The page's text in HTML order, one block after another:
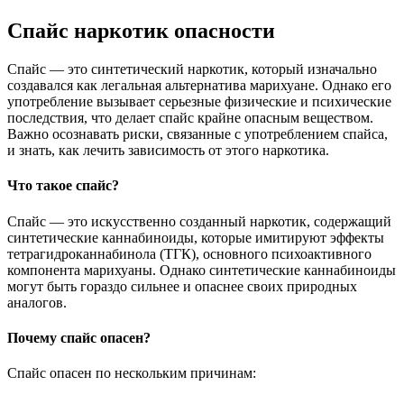
Спайс наркотик опасности
Спайс — это синтетический наркотик, который изначально
создавался как легальная альтернатива марихуане. Однако его
употребление вызывает серьезные физические и психические
последствия, что делает спайс крайне опасным веществом.
Важно осознавать риски, связанные с употреблением спайса,
и знать, как лечить зависимость от этого наркотика.
Что такое спайс?
Спайс — это искусственно созданный наркотик, содержащий
синтетические каннабиноиды, которые имитируют эффекты
тетрагидроканнабинола (ТГК), основного психоактивного
компонента марихуаны. Однако синтетические каннабиноиды
могут быть гораздо сильнее и опаснее своих природных
аналогов.
Почему спайс опасен?
Спайс опасен по нескольким причинам: